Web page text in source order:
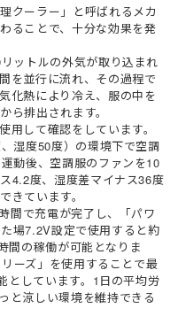
クーラー」と呼ばれるメカ
ることで、十分な効果を発
ットルの外気が取り込まれ
を並行に流れ、その過程で
化熱により冷え、服の中を
ら排出されます。
用して確認をしています。
湿度50度）の環境下で空調
動後、空調服のファンを10
4.2度、湿度差マイナス36度
きています。
間で充電が完了し、「パワ
場7.2V設定で使用すると約
間の稼働が可能となりま
ーズ」を使用することで最
としています。1日の平均労
と涼しい環境を維持できる